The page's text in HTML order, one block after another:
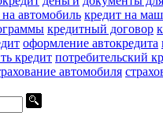
автомобиль кредит на
кредитный договор
оформление автокредита
кредит потребительский
автомобиля